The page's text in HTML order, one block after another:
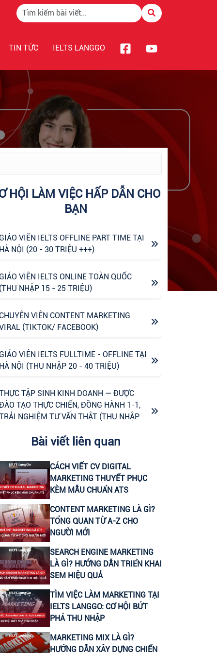
TIN TỨC IELTS LANGGO
HỘI LÀM VIỆC HẤP DẪN CHO
BẠN
GIÁO VIÊN IELTS OFFLINE PART TIME TẠI
HÀ NỘI (20 - 30 TRIỆU +++)
GIÁO VIÊN IELTS ONLINE TOÀN QUỐC
(THU NHẬP 15 - 25 TRIỆU)
CHUYÊN VIÊN CONTENT MARKETING
(TIKTOK/ FACEBOOK)
GIÁO VIÊN IELTS FULLTIME - OFFLINE TẠI
HÀ NỘI (THU NHẬP 20 - 40 TRIỆU)
TẬP SINH KINH DOANH — ĐƯỢC
TẠO THỰC CHIẾN, ĐỒNG HÀNH 1-1,
NGHIỆM TƯ VẤN THẬT (THU NHẬP
FACEBOOK)
CONTENT VIRAL TIKTOK
VIÊN TƯ VẤN GIÁO DỤC (THU
UPTO 30 TRIỆU)
LEADER SALE/ TRƯỞNG NHÓM KINH
TƯ VẤN TUYỂN SINH
KIỂM TRA NĂNG LỰC TIẾNG ANH ĐẦU
CHO HỌC VIÊN
MẢNG TIẾNG ANH TRẺ EM
Bài viết liên quan
CÁCH VIẾT CV DIGITAL
MARKETING THUYẾT PHỤC
KÈM MẪU CHUẨN ATS
CONTENT MARKETING LÀ GÌ?
TỔNG QUAN TỪ A-Z CHO
NGƯỜI MỚI
SEARCH ENGINE MARKETING
LÀ GÌ? HƯỚNG DẪN TRIỂN KHAI
SEM HIỆU QUẢ
TÌM VIỆC LÀM MARKETING TẠI
IELTS LANGGO: CƠ HỘI BỨT
PHÁ THU NHẬP
MARKETING MIX LÀ GÌ?
HƯỚNG DẪN XÂY DỰNG CHIẾN